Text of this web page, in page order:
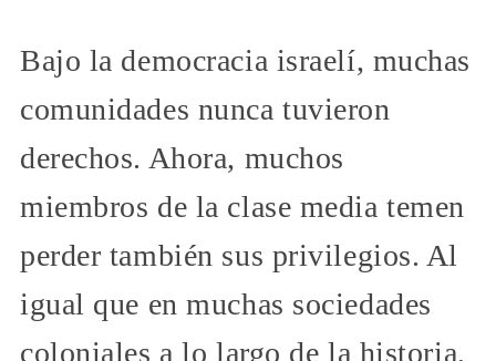
Bajo la democracia israelí, muchas
comunidades nunca tuvieron
derechos. Ahora, muchos
miembros de la clase media temen
perder también sus privilegios. Al
igual que en muchas sociedades
coloniales a lo largo de la historia,